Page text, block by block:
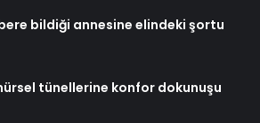
bildiği annesine elindeki şortu
tünellerine konfor dokunuşu